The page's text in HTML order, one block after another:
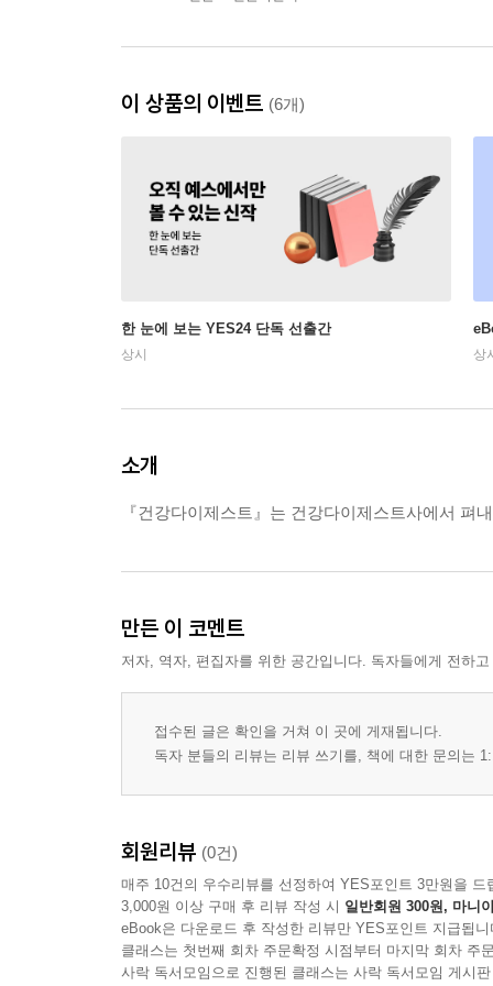
이 상품의 이벤트 (6개)
한 눈에 보는 YES24 단독 선출간
상시 상
소개
『건강다이제스트』는 건강다이제스트사에서 펴
만든 이 코멘트
저자, 역자, 편집자를 위한 공간입니다. 독자들에게 전하
접수된 글은 확인을 거쳐 이 곳에 게재됩니다.
독자 분들의 리뷰는 리뷰 쓰기를, 책에 대한 문의는
회원리뷰 (0건)
매주 10건의 우수리뷰를 선정하여 YES포인트 3만원을 드
3,000원 이상 구매 후 리뷰 작성 시 일반회원 300원, 마니
eBook은 다운로드 후 작성한 리뷰만 YES포인트 지급됩니
클래스는 첫번째 회차 주문확정 시점부터 마지막 회차 주
사락 독서모임으로 진행된 클래스는 사락 독서모임 게시